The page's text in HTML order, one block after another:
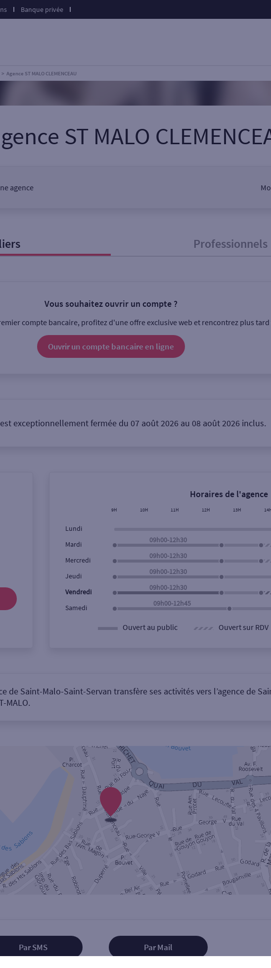
Banque privée
Agence ST MALO CLEMENCEAU
ST MALO
agence
Ouverte le lundi Coffre-fort
Professionnels
Vous souhaitez ouvrir un compte ?
compte bancaire, profitez d'une offre exclusive web et rencontrez plus
Ouvrir un compte bancaire en ligne
est exceptionnellement fermée du 07 août 2026 au 08 août 2026 inclus.
Horaires de l'agence
9H 10H 11H 12H 13H
Lundi
Mardi
09h00-12h30
Mercredi
09h00-12h30
Jeudi
09h00-12h30
Vendredi
09h00-12h30
Samedi
09h00-12h45
Ouvert au public Ouvert sur RDV
de Saint-Malo-Saint-Servan transfère ses activités vers l’agence de
MALO.
Par SMS Par Mail